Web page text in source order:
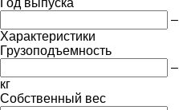
–
Характеристики
Грузоподъемность
–
кг
Собственный вес